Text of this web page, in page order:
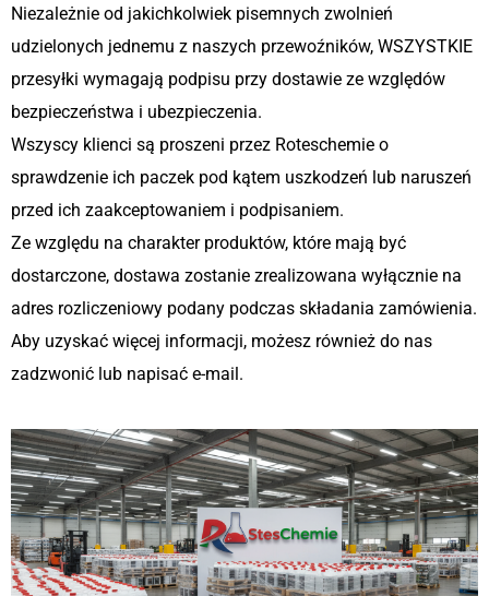
Niezależnie od jakichkolwiek pisemnych zwolnień
udzielonych jednemu z naszych przewoźników, WSZYSTKIE
przesyłki wymagają podpisu przy dostawie ze względów
bezpieczeństwa i ubezpieczenia.
Wszyscy klienci są proszeni przez Roteschemie o
sprawdzenie ich paczek pod kątem uszkodzeń lub naruszeń
przed ich zaakceptowaniem i podpisaniem.
Ze względu na charakter produktów, które mają być
dostarczone, dostawa zostanie zrealizowana wyłącznie na
adres rozliczeniowy podany podczas składania zamówienia.
Aby uzyskać więcej informacji, możesz również do nas
zadzwonić lub napisać e-mail.